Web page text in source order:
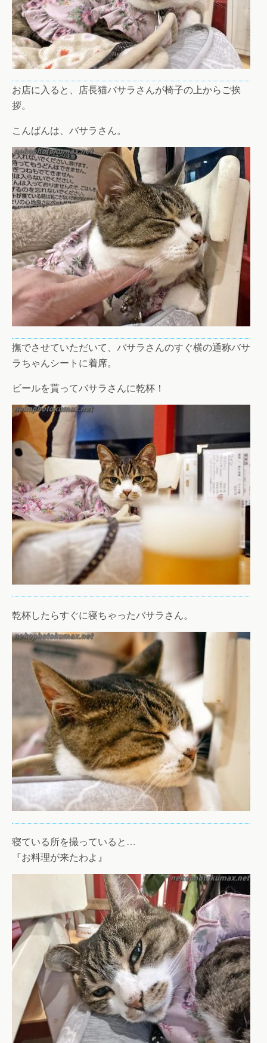
お店に入ると、店長猫バサラさんが椅子の上からご挨
拶。
こんばんは、バサラさん。
撫でさせていただいて、バサラさんのすぐ横の通称バサ
ラちゃんシートに着席。
ビールを貰ってバサラさんに乾杯！
乾杯したらすぐに寝ちゃったバサラさん。
寝ている所を撮っていると…
『お料理が来たわよ』